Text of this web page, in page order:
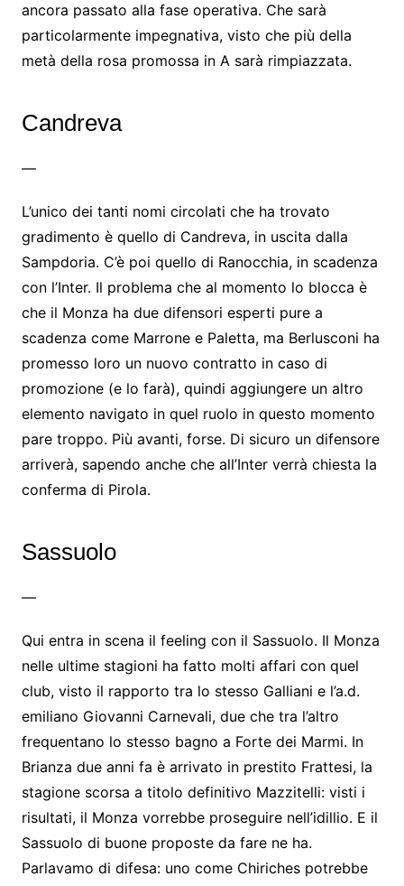
ancora passato alla fase operativa. Che sarà
particolarmente impegnativa, visto che più della
metà della rosa promossa in A sarà rimpiazzata.
Candreva
—
L’unico dei tanti nomi circolati che ha trovato
gradimento è quello di Candreva, in uscita dalla
Sampdoria. C’è poi quello di Ranocchia, in scadenza
con l’Inter. Il problema che al momento lo blocca è
che il Monza ha due difensori esperti pure a
scadenza come Marrone e Paletta, ma Berlusconi ha
promesso loro un nuovo contratto in caso di
promozione (e lo farà), quindi aggiungere un altro
elemento navigato in quel ruolo in questo momento
pare troppo. Più avanti, forse. Di sicuro un difensore
arriverà, sapendo anche che all’Inter verrà chiesta la
conferma di Pirola.
Sassuolo
—
Qui entra in scena il feeling con il Sassuolo. Il Monza
nelle ultime stagioni ha fatto molti affari con quel
club, visto il rapporto tra lo stesso Galliani e l’a.d.
emiliano Giovanni Carnevali, due che tra l’altro
frequentano lo stesso bagno a Forte dei Marmi. In
Brianza due anni fa è arrivato in prestito Frattesi, la
stagione scorsa a titolo definitivo Mazzitelli: visti i
risultati, il Monza vorrebbe proseguire nell’idillio. E il
Sassuolo di buone proposte da fare ne ha.
Parlavamo di difesa: uno come Chiriches potrebbe